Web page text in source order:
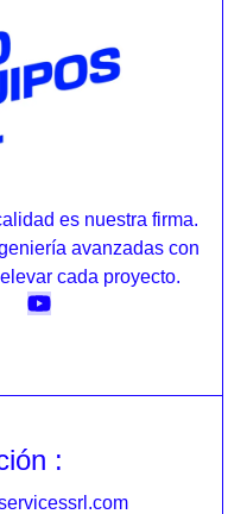
es nuestra firma.
avanzadas con
cada proyecto.
: